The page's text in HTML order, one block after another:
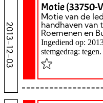
2013-12-03
Motie (33750-
Motie van de
handhaven van
Roemenen en
Ingediend op:
stemgedrag: tegen.